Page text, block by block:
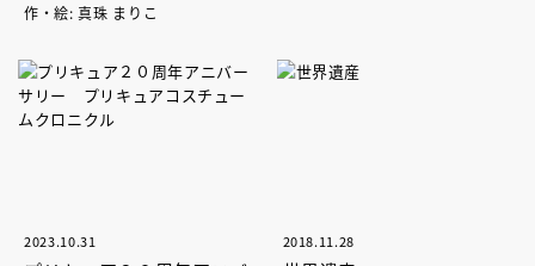
作・絵: 真珠 まりこ
2023.10.31 2018.11.28